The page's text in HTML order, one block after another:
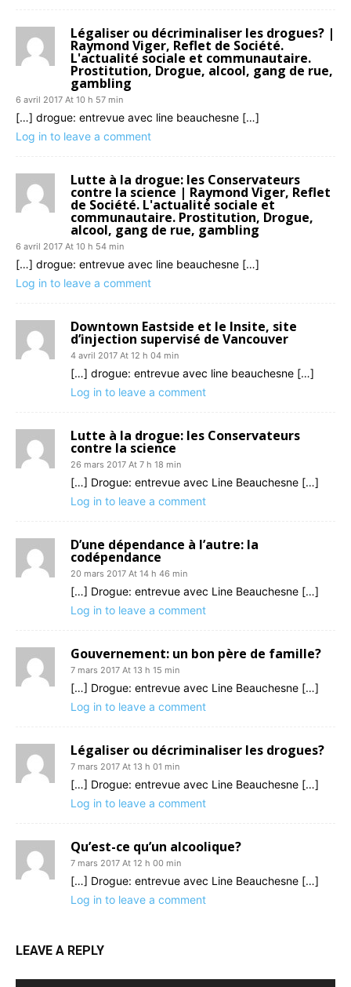
Légaliser ou décriminaliser les drogues? |
Raymond Viger, Reflet de Société.
L'actualité sociale et communautaire.
Prostitution, Drogue, alcool, gang de rue,
gambling
6 avril 2017 At 10 h 57 min
[…] drogue: entrevue avec line beauchesne […]
Log in to leave a comment
Lutte à la drogue: les Conservateurs
contre la science | Raymond Viger, Reflet
de Société. L'actualité sociale et
communautaire. Prostitution, Drogue,
alcool, gang de rue, gambling
6 avril 2017 At 10 h 54 min
[…] drogue: entrevue avec line beauchesne […]
Log in to leave a comment
Downtown Eastside et le Insite, site
d’injection supervisé de Vancouver
4 avril 2017 At 12 h 04 min
[…] drogue: entrevue avec line beauchesne […]
Log in to leave a comment
Lutte à la drogue: les Conservateurs
contre la science
26 mars 2017 At 7 h 18 min
[…] Drogue: entrevue avec Line Beauchesne […]
Log in to leave a comment
D’une dépendance à l’autre: la
codépendance
20 mars 2017 At 14 h 46 min
[…] Drogue: entrevue avec Line Beauchesne […]
Log in to leave a comment
Gouvernement: un bon père de famille?
7 mars 2017 At 13 h 15 min
[…] Drogue: entrevue avec Line Beauchesne […]
Log in to leave a comment
Légaliser ou décriminaliser les drogues?
7 mars 2017 At 13 h 01 min
[…] Drogue: entrevue avec Line Beauchesne […]
Log in to leave a comment
Qu’est-ce qu’un alcoolique?
7 mars 2017 At 12 h 00 min
[…] Drogue: entrevue avec Line Beauchesne […]
Log in to leave a comment
LEAVE A REPLY